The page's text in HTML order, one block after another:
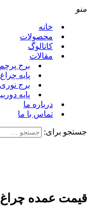
خانه
محصولات
کاتالوگ
مقالات
برج پرچم
پایه
برج نوری
پایه دوربین
درباره ما
تماس با ما
برای:
عمده